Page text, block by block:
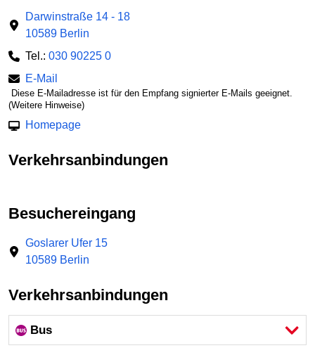
Darwinstraße 14 - 18
10589 Berlin
Tel.: 030 90225 0
E-Mail
Diese E-Mailadresse ist für den Empfang signierter E-Mails geeignet.
(Weitere Hinweise)
Homepage
Verkehrsanbindungen
Besuchereingang
Goslarer Ufer 15
10589 Berlin
Verkehrsanbindungen
Bus